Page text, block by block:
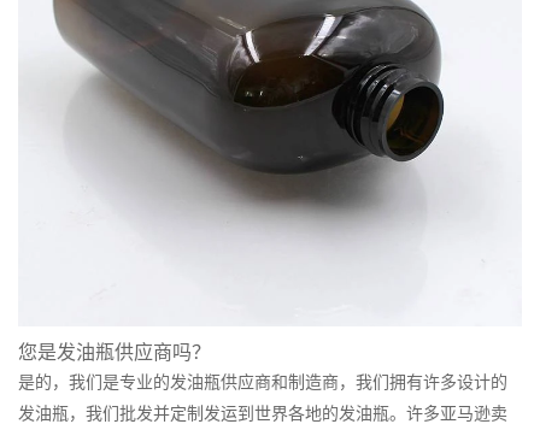
您是发油瓶供应商吗？
是的，我们是专业的发油瓶供应商和制造商，我们拥有许多设计的
发油瓶，我们批发并定制发运到世界各地的发油瓶。许多亚马逊卖